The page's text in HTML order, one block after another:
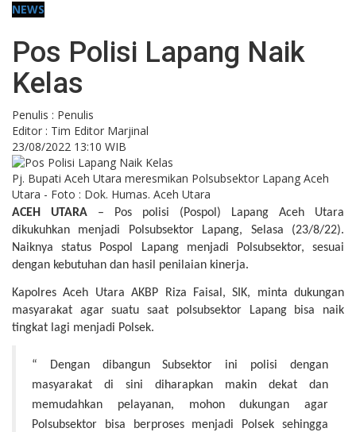
NEWS
Pos Polisi Lapang Naik
Kelas
Penulis : Penulis
Editor : Tim Editor Marjinal
23/08/2022 13:10 WIB
Pj. Bupati Aceh Utara meresmikan Polsubsektor Lapang Aceh
Utara - Foto : Dok. Humas. Aceh Utara
ACEH UTARA – Pos polisi (Pospol) Lapang Aceh Utara
dikukuhkan menjadi Polsubsektor Lapang, Selasa (23/8/22).
Naiknya status Pospol Lapang menjadi Polsubsektor, sesuai
dengan kebutuhan dan hasil penilaian kinerja.
Kapolres Aceh Utara AKBP Riza Faisal, SIK, minta dukungan
masyarakat agar suatu saat polsubsektor Lapang bisa naik
tingkat lagi menjadi Polsek.
“ Dengan dibangun Subsektor ini polisi dengan
masyarakat di sini diharapkan makin dekat dan
memudahkan pelayanan, mohon dukungan agar
Polsubsektor bisa berproses menjadi Polsek sehingga